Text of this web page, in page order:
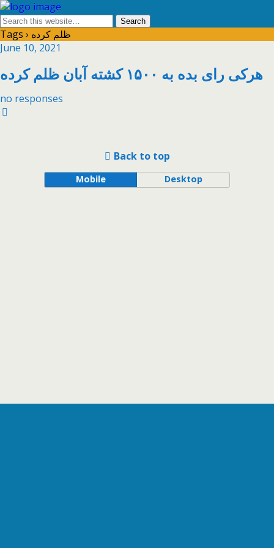
Tags › ظلم کرده
June 10, 2021
هرکی رای بده به ۱۵۰۰ کشته آبان ظلم کرده
no responses
Back to top
Mobile Desktop